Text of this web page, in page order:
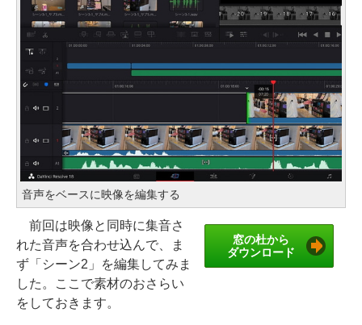
音声をベースに映像を編集する
窓の杜から
ダウンロード
前回は映像と同時に集音さ
れた音声を合わせ込んで、ま
ず「シーン2」を編集してみま
した。ここで素材のおさらい
をしておきます。